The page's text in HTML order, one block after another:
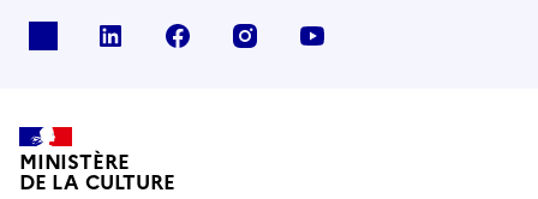
linkedin facebook instagram
MINISTÈRE
DE LA CULTURE